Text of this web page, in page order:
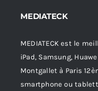
MEDIATECK
MEDIATECK est le
iPad, Samsung,
Montgallet à Paris
smartphone ou